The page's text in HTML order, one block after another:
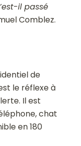
il passé
Comblez.
de
le réflexe à
Il est
chat
en 180